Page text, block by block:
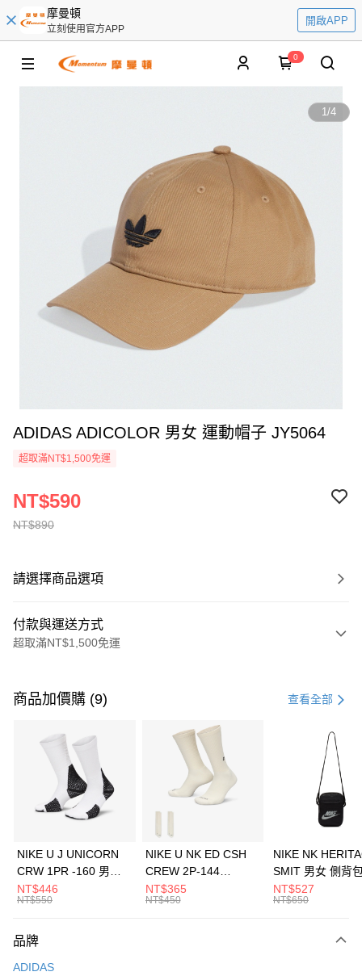
摩曼頓
立刻使用官方APP
開啟APP
0
1/4
ADIDAS ADICOLOR 男女 運動帽子 JY5064
超取滿NT$1,500免運
NT$890
NT$590
請選擇商品選項
付款與運送方式
超取滿NT$1,500免運
信用卡一次付款
3 期 0 利率 每期 21家銀行
合作金庫商業銀行
第一商業銀行
華南商業銀行
彰化商業銀行
上海商業儲蓄銀行
元大商業銀行
台灣樂天信用卡公司
Apple Pay
全盈+PAY
AFTEE先享後付
【關於「AFTEE先享後付」】
便利好安心！
運送方式
商品加價購 (9) 查看全部
NIKE U J UNICORN
CRW 1PR -160 男女
中統襪 FZ3393100
NT$446
NT$550
NIKE U NK ED CSH
CREW 2P-144
EMBRDY 男女 短統襪
FZ3073133
NT$365
NT$450
NIKE NK
SMIT 男女 側背
BA5871010
NT$527
NT$650
品牌
ADIDAS